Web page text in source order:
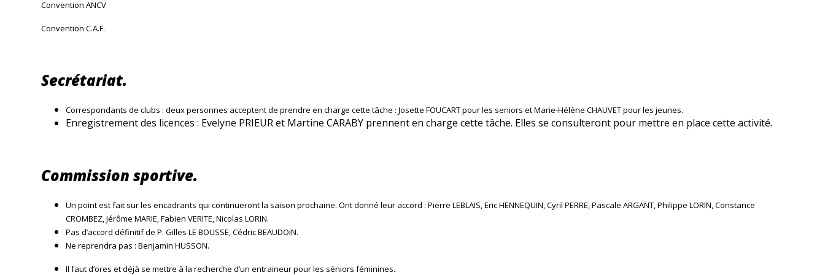
Convention ANCV
Convention C.A.F.
Secrétariat.
Correspondants de clubs : deux personnes acceptent de prendre en charge cette tâche : Josette FOUCART pour les seniors et Marie-Hélène CHAUVET pour les jeunes.
Enregistrement des licences : Evelyne PRIEUR et Martine CARABY prennent en charge cette tâche. Elles se consulteront pour mettre en place cette activité.
Commission sportive.
Un point est fait sur les encadrants qui continueront la saison prochaine. Ont donné leur accord : Pierre LEBLAIS, Eric HENNEQUIN, Cyril PERRE, Pascale ARGANT, Philippe LORIN, Constance
CROMBEZ, Jérôme MARIE, Fabien VERITE, Nicolas LORIN.
Pas d’accord définitif de P. Gilles LE BOUSSE, Cédric BEAUDOIN.
Ne reprendra pas : Benjamin HUSSON.
Il faut d’ores et déjà se mettre à la recherche d’un entraineur pour les séniors féminines.